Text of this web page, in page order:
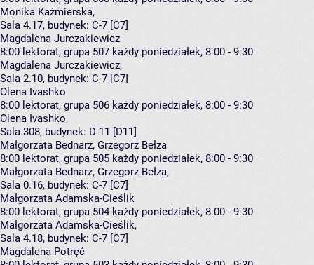
Monika Kaźmierska,
Sala 4.17, budynek: C-7 [C7]
Magdalena Jurczakiewicz
8:00 lektorat, grupa 507 każdy poniedziałek, 8:00 - 9:30
Magdalena Jurczakiewicz,
Sala 2.10, budynek: C-7 [C7]
Olena Ivashko
8:00 lektorat, grupa 506 każdy poniedziałek, 8:00 - 9:30
Olena Ivashko,
Sala 308, budynek: D-11 [D11]
Małgorzata Bednarz, Grzegorz Bełza
8:00 lektorat, grupa 505 każdy poniedziałek, 8:00 - 9:30
Małgorzata Bednarz, Grzegorz Bełza,
Sala 0.16, budynek: C-7 [C7]
Małgorzata Adamska-Cieślik
8:00 lektorat, grupa 504 każdy poniedziałek, 8:00 - 9:30
Małgorzata Adamska-Cieślik,
Sala 4.18, budynek: C-7 [C7]
Magdalena Potręć